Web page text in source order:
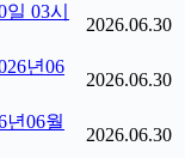
03시
2026.06.30
년06
2026.06.30
년06월
2026.06.30